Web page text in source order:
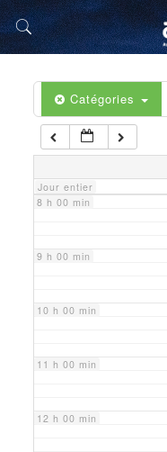
Catégories
Jour entier
5 h 00 min
6 h 00 min
7 h 00 min
8 h 00 min
9 h 00 min
10 h 00 min
11 h 00 min
12 h 00 min